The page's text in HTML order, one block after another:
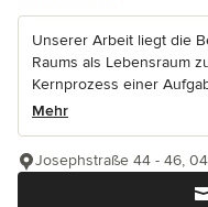
Unserer Arbeit liegt die
Raums als Lebensraum
Kernprozess einer
Mehr
Josephstraße 44 - 46,